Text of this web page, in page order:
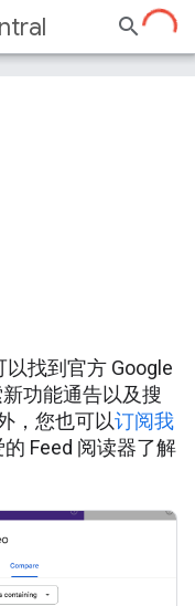
找到官方 Google
功能通告以及搜
，您也可以订阅我
的 Feed 阅读器了解